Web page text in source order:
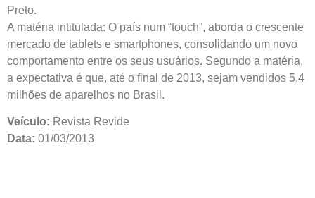
Preto.
A matéria intitulada: O país num “touch”, aborda o crescente
mercado de tablets e smartphones, consolidando um novo
comportamento entre os seus usuários. Segundo a matéria,
a expectativa é que, até o final de 2013, sejam vendidos 5,4
milhões de aparelhos no Brasil.
Veículo: Revista Revide
Data: 01/03/2013